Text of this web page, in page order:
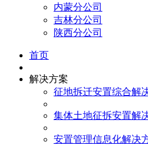
内蒙分公司
吉林分公司
陕西分公司
首页
解决方案
征地拆迁安置综合解
集体土地征拆安置解
安置管理信息化解决